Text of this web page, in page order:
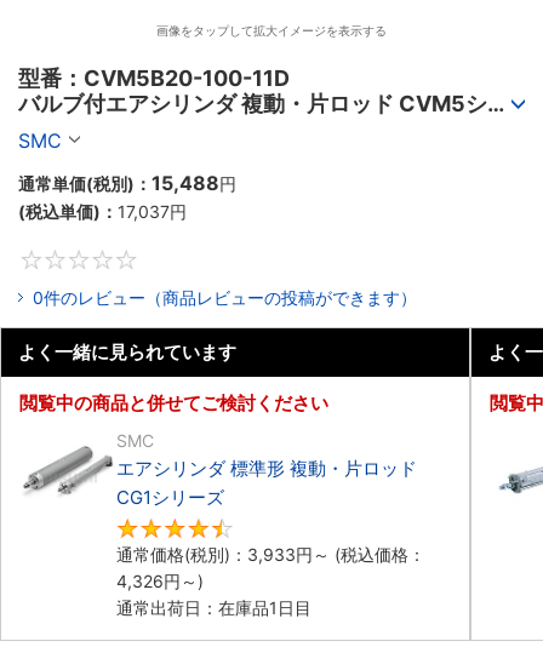
画像をタップして拡大イメージを表示する
型番：CVM5B20-100-11D
バルブ付エアシリンダ 複動・片ロッド CVM5シリ
ーズ
SMC
通常単価(税別)： 15,488円
(税込単価)： 17,037円
0件のレビュー（商品レビューの投稿ができます）
よく一緒に見られています
閲覧中の商品と併せてご検討ください
SMC
エアシリンダ 標準形 複動・片ロッド
CG1シリーズ
通常価格(税別)： 3,933円 ～ (税込価格：
4,326円 ～)
通常出荷日：在庫品1日目
よく
閲覧